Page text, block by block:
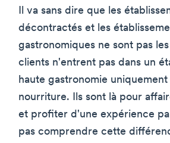
Il va sans dire que les
décontractés et les
gastronomiques ne sont pas
clients n'entrent pas dans un
haute gastronomie
nourriture. Ils sont là pour
et profiter d'une expérience
pas comprendre cette